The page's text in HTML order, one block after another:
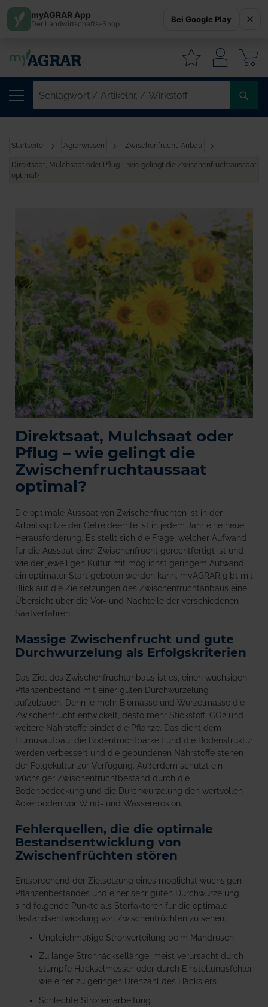
Startseite Agrarwissen Zwischenfrucht-Anbau
Direktsaat, Mulchsaat oder Pflug – wie gelingt die Zwischenfruchtaussaat
optimal?
Direktsaat, Mulchsaat oder
Pflug – wie gelingt die
Zwischenfruchtaussaat
optimal?
Die optimale Aussaat von Zwischenfrüchten ist in der
Arbeitsspitze der Getreideernte ist in jedem Jahr eine neue
Herausforderung. Es stellt sich die Frage, welcher Aufwand
für die Aussaat einer Zwischenfrucht gerechtfertigt ist und
wie der jeweiligen Kultur mit möglichst geringem Aufwand
ein optimaler Start geboten werden kann. myAGRAR gibt mit
Blick auf die Zielsetzungen des Zwischenfruchtanbaus eine
Übersicht über die Vor- und Nachteile der verschiedenen
Saatverfahren.
Massige Zwischenfrucht und gute
Durchwurzelung als Erfolgskriterien
Das Ziel des Zwischenfruchtanbaus ist es, einen wüchsigen
Pflanzenbestand mit einer guten Durchwurzelung
aufzubauen. Denn je mehr Biomasse und Wurzelmasse die
Zwischenfrucht entwickelt, desto mehr Stickstoff, CO2 und
weitere Nährstoffe bindet die Pflanze. Das dient dem
Humusaufbau, die Bodenfruchtbarkeit und die Bodenstruktur
werden verbessert und die gebundenen Nährstoffe stehen
der Folgekultur zur Verfügung. Außerdem schützt ein
wüchsiger Zwischenfruchtbestand durch die
Bodenbedeckung und die Durchwurzelung den wertvollen
Ackerboden vor Wind- und Wassererosion.
Fehlerquellen, die die optimale
Bestandsentwicklung von
Zwischenfrüchten stören
Entsprechend der Zielsetzung eines möglichst wüchsigen
Pflanzenbestandes und einer sehr guten Durchwurzelung
sind folgende Punkte als Störfaktoren für die optimale
Bestandsentwicklung von Zwischenfrüchten zu sehen:
Ungleichmäßige Strohverteilung beim Mähdrusch
Zu lange Strohhäcksellänge, meist verursacht durch
stumpfe Häckselmesser oder durch Einstellungsfehler
wie einer zu geringen Drehzahl des Häckslers
Schlechte Stroheinarbeitung
myAGRAR App
Der Landwirtschafts-Shop Bei Google Play